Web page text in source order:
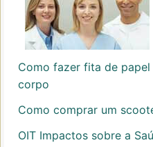
Como fazer fita de
corpo
Como comprar um
OIT Impactos sobre a